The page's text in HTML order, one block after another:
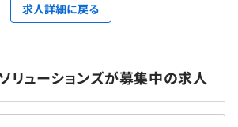
求人詳細に戻る
リューションズが募集中の求人